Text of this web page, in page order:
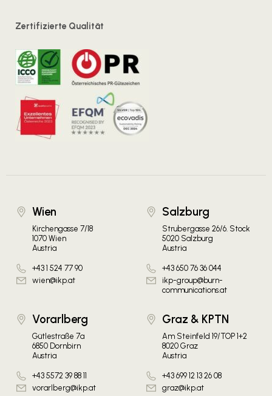
Zertifizierte Qualität
Wien
Kirchengasse 7/18
1070 Wien
Austria
+43 1 524 77 90
wien@ikp.at
Salzburg
Strubergasse 26/6. Stock
5020 Salzburg
Austria
+43 650 76 36 044
ikp-group@burn-
communications.at
Vorarlberg
Gütlestraße 7a
6850 Dornbirn
Austria
+43 5572 39 88 11
vorarlberg@ikp.at
Graz & KPTN
Am Steinfeld 19/TOP 1+2
8020 Graz
Austria
+43 699 12 13 26 08
graz@ikp.at